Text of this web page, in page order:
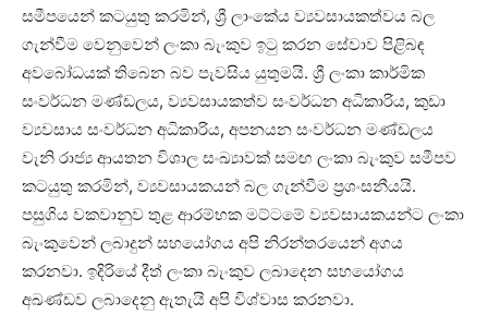
සමීපයෙන් කටයුතු කරමින්, ශ්‍රී ලාංකේය ව්‍යවසායකත්වය බල
ගැන්වීම වෙනුවෙන් ලංකා බැංකුව ඉටු කරන සේවාව පිළිබඳ
අවබෝධයක් තිබෙන බව පැවසිය යුතුමයි. ශ්‍රී ලංකා කාර්මික
සංවර්ධන මණ්ඩලය, ව්‍යවසායකත්ව සංවර්ධන අධිකාරිය, කුඩා
ව්‍යවසාය සංවර්ධන අධිකාරිය, අපනයන සංවර්ධන මණ්ඩලය
වැනි රාජ්‍ය ආයතන විශාල සංඛ්‍යාවක් සමඟ ලංකා බැංකුව සමීපව
කටයුතු කරමින්, ව්‍යවසායකයන් බල ගැන්වීම ප්‍රශංසනීයයි.
පසුගිය වකවානුව තුළ ආරම්භක මට්ටමේ ව්‍යවසායකයන්ට ලංකා
බැංකුවෙන් ලබාදුන් සහයෝගය අපි නිරන්තරයෙන් අගය
කරනවා. ඉදිරියේ දීත් ලංකා බැංකුව ලබාදෙන සහයෝගය
අඛණ්ඩව ලබාදෙනු ඇතැයි අපි විශ්වාස කරනවා.